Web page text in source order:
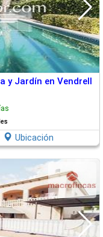
y Jardín en Vendrell
Ubicación